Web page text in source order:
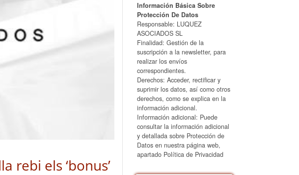
rebi els ‘bonus’
Información Básica Sobre
Protección De Datos
Responsable: LUQUEZ
ASOCIADOS SL
Finalidad: Gestión de la
suscripción a la newsletter, para
realizar los envíos
correspondientes.
Derechos: Acceder, rectificar y
suprimir los datos, así como otros
derechos, como se explica en la
información adicional.
Información adicional: Puede
consultar la información adicional
y detallada sobre Protección de
Datos en nuestra página web,
apartado Política de Privacidad